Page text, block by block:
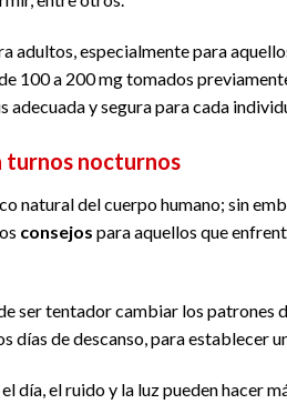
adultos, especialmente para
100 a 200 mg tomados
adecuada y segura para cada
turnos nocturnos
natural del cuerpo humano; sin
consejos para aquellos que
ser tentador cambiar los patrones
días de descanso, para establecer
día, el ruido y la luz pueden hacer